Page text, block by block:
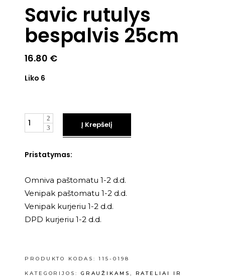
Savic rutulys
bespalvis 25cm
16.80 €
Liko 6
Kiekis
Į Krepšelį
Pristatymas:
Omniva paštomatu 1-2 d.d.
Venipak paštomatu 1-2 d.d.
Venipak kurjeriu 1-2 d.d.
DPD kurjeriu 1-2 d.d.
PRODUKTO KODAS:115-0198
KATEGORIJOS: GRAUŽIKAMS ,
RATELIAI IR